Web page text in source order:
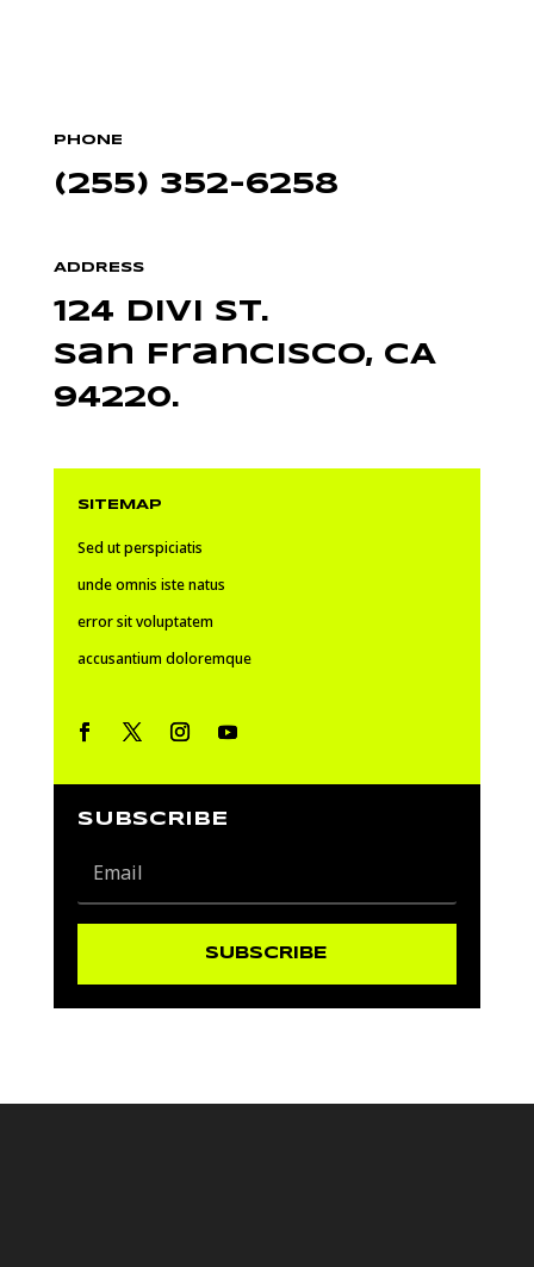
PHONE
(255) 352-6258
ADDRESS
124 Divi St.
San Francisco, CA
94220.
SITEMAP
Sed ut perspiciatis
unde omnis iste natus
error sit voluptatem
accusantium doloremque
SUBSCRIBE
SUBSCRIBE